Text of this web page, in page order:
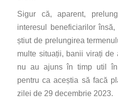
Sigur că, aparent,
interesul beneficiarilor
știut de prelungirea
multe situații, banii virați de
nu au ajuns în timp util în
pentru ca aceștia să facă
zilei de 29 decembrie 2023.